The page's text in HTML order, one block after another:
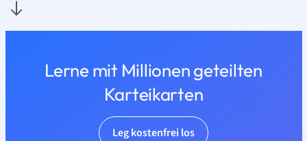
Lerne mit Millionen geteilten
Karteikarten
Leg kostenfrei los